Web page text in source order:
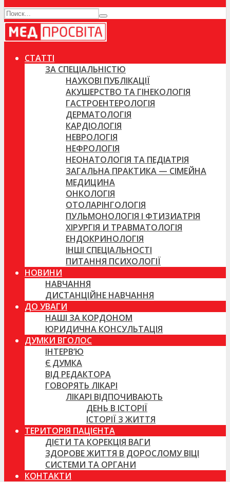
СТАТТІ
ЗА СПЕЦІАЛЬНІСТЮ
НАУКОВІ ПУБЛІКАЦІЇ
АКУШЕРСТВО ТА ГІНЕКОЛОГІЯ
ГАСТРОЕНТЕРОЛОГІЯ
ДЕРМАТОЛОГІЯ
КАРДІОЛОГІЯ
НЕВРОЛОГІЯ
НЕФРОЛОГІЯ
НЕОНАТОЛОГІЯ ТА ПЕДІАТРІЯ
ЗАГАЛЬНА ПРАКТИКА — СІМЕЙНА
МЕДИЦИНА
ОНКОЛОГІЯ
ОТОЛАРІНГОЛОГІЯ
ПУЛЬМОНОЛОГІЯ І ФТИЗИАТРІЯ
ХІРУРГІЯ И ТРАВМАТОЛОГІЯ
ЕНДОКРИНОЛОГІЯ
ІНШІ СПЕЦІАЛЬНОСТІ
ПИТАННЯ ПСИХОЛОГІЇ
НОВИНИ
НАВЧАННЯ
ДИСТАНЦІЙНЕ НАВЧАННЯ
ДО УВАГИ
НАШІ ЗА КОРДОНОМ
ЮРИДИЧНА КОНСУЛЬТАЦІЯ
ДУМКИ ВГОЛОС
ІНТЕРВ’Ю
Є ДУМКА
ВІД РЕДАКТОРА
ГОВОРЯТЬ ЛІКАРІ
ЛІКАРІ ВІДПОЧИВАЮТЬ
ДЕНЬ В ІСТОРІЇ
ІСТОРІЇ З ЖИТТЯ
ТЕРИТОРІЯ ПАЦІЄНТА
ДІЄТИ ТА КОРЕКЦІЯ ВАГИ
ЗДОРОВЕ ЖИТТЯ В ДОРОСЛОМУ ВІЦІ
СИСТЕМИ ТА ОРГАНИ
КОНТАКТИ